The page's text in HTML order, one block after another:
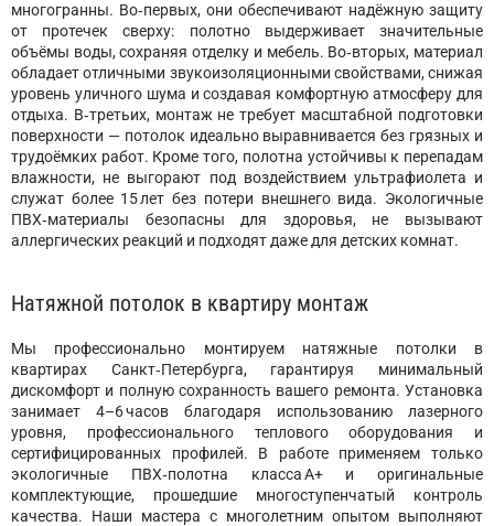
многогранны. Во‑первых, они обеспечивают надёжную защиту
от протечек сверху: полотно выдерживает значительные
объёмы воды, сохраняя отделку и мебель. Во‑вторых, материал
обладает отличными звукоизоляционными свойствами, снижая
уровень уличного шума и создавая комфортную атмосферу для
отдыха. В‑третьих, монтаж не требует масштабной подготовки
поверхности — потолок идеально выравнивается без грязных и
трудоёмких работ. Кроме того, полотна устойчивы к перепадам
влажности, не выгорают под воздействием ультрафиолета и
служат более 15 лет без потери внешнего вида. Экологичные
ПВХ‑материалы безопасны для здоровья, не вызывают
аллергических реакций и подходят даже для детских комнат.
Натяжной потолок в квартиру монтаж
Мы профессионально монтируем натяжные потолки в
квартирах Санкт‑Петербурга, гарантируя минимальный
дискомфорт и полную сохранность вашего ремонта. Установка
занимает 4–6 часов благодаря использованию лазерного
уровня, профессионального теплового оборудования и
сертифицированных профилей. В работе применяем только
экологичные ПВХ‑полотна класса А+ и оригинальные
комплектующие, прошедшие многоступенчатый контроль
качества. Наши мастера с многолетним опытом выполняют